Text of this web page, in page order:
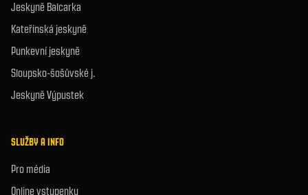
Jeskyně Balcarka
Kateřinská jeskyně
Punkevní jeskyně
Sloupsko-šošůvské j.
Jeskyně Výpustek
SLUŽBY A INFO
Pro média
Online vstupenky